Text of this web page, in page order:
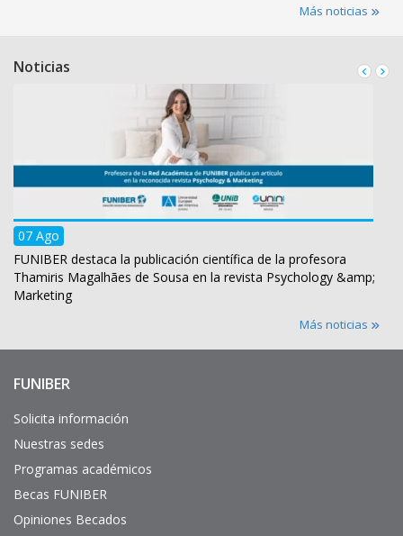
Más noticias
Noticias
07 Ago
FUNIBER destaca la publicación científica de la profesora
Thamiris Magalhães de Sousa en la revista Psychology &amp;
Marketing
Más noticias
Enlaces
interés
FUNIBER
Solicita información
Nuestras sedes
Programas académicos
Becas FUNIBER
Opiniones Becados